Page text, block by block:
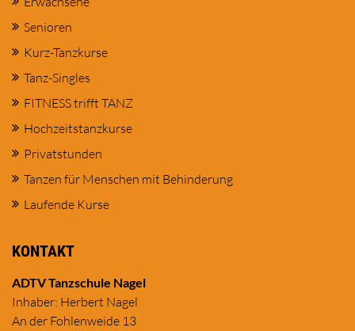
Senioren
Kurz-Tanzkurse
Tanz-Singles
FITNESS trifft TANZ
Hochzeitstanzkurse
Privatstunden
Tanzen für Menschen mit Behinderung
Laufende Kurse
KONTAKT
ADTV Tanzschule Nagel
Inhaber: Herbert Nagel
An der Fohlenweide 13